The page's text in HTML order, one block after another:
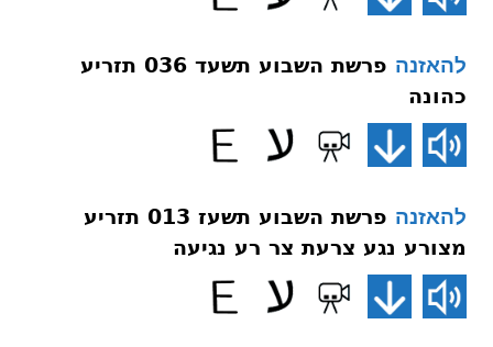
להאזנה
פרשת השבוע תשעד 036 תזריע
כהונה
להאזנה
פרשת השבוע תשעז 013 תזריע
מצורע נגע צרעת צר רע נגיעה